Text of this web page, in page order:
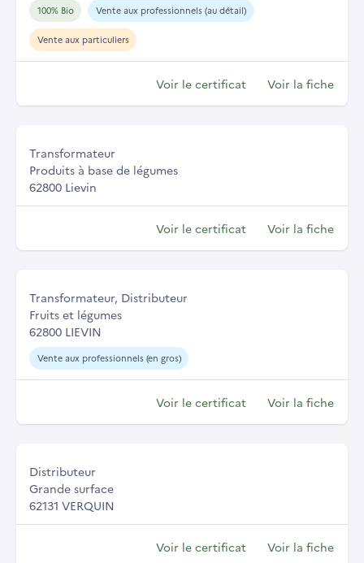
100% Bio Vente aux professionnels (au détail)
Vente aux particuliers
Voir le certificat Voir la fiche
Transformateur
Produits à base de légumes
62800 Lievin
Voir le certificat Voir la fiche
Transformateur, Distributeur
Fruits et légumes
62800 LIEVIN
Vente aux professionnels (en gros)
Voir le certificat Voir la fiche
Distributeur
Grande surface
62131 VERQUIN
Voir le certificat Voir la fiche